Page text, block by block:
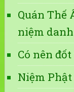
Quán Thế
niệm
Có nên
Niệm